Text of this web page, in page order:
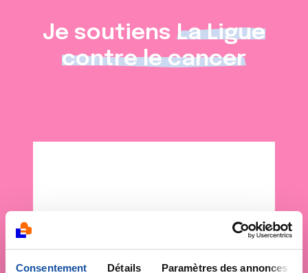
Consentement Détails Paramètres des annonces
Je soutiens La Ligue
contre le cancer